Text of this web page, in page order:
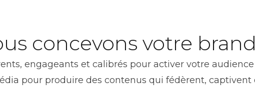
concevons votre
engageants et calibrés pour activer votre
pour produire des contenus qui fédèrent,